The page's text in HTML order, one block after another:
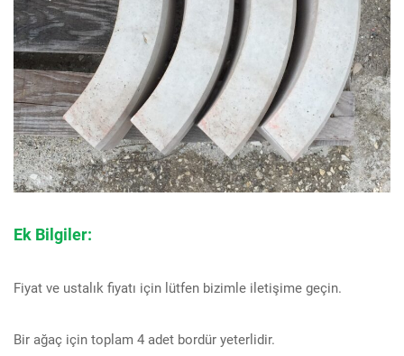
Ek Bilgiler:
Fiyat ve ustalık fiyatı için lütfen bizimle iletişime geçin.
Bir ağaç için toplam 4 adet bordür yeterlidir.